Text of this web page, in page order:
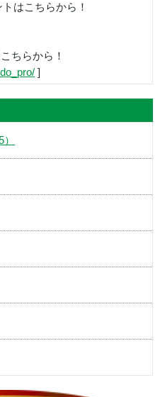
はこちらから！
ちらから！
]